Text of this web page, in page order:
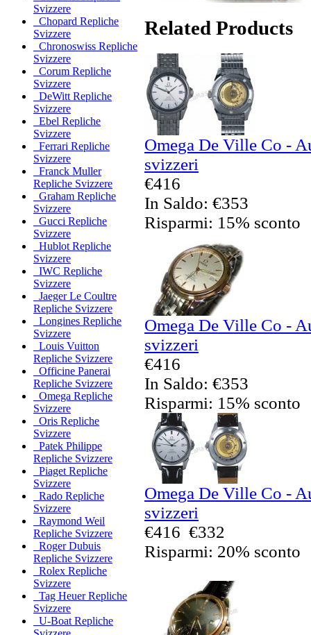
Svizzere
Chopard Repliche
Svizzere
Chronoswiss Repliche
Svizzere
Corum Repliche
Svizzere
DeWitt Repliche
Svizzere
Ebel Repliche
Svizzere
Ferrari Repliche
Svizzere
Franck Muller
Repliche Svizzere
Graham Repliche
Svizzere
Gucci Repliche
Svizzere
Hublot Repliche
Svizzere
IWC Repliche
Svizzere
Jaeger Le Coultre
Repliche Svizzere
Longines Repliche
Svizzere
Louis Vuitton
Repliche Svizzere
Officine Panerai
Repliche Svizzere
Omega Repliche
Svizzere
Oris Repliche
Svizzere
Patek Philippe
Repliche Svizzere
Piaget Repliche
Svizzere
Rado Repliche
Svizzere
Raymond Weil
Repliche Svizzere
Roger Dubuis
Repliche Svizzere
Rolex Repliche
Svizzere
Tag Heuer Repliche
Svizzere
U-Boat Repliche
Related Products
Omega De Ville Co -
svizzeri
€416
In Saldo: €353
Risparmi: 15% sconto
Omega De Ville Co -
svizzeri
€416
In Saldo: €353
Risparmi: 15% sconto
Omega De Ville Co -
svizzeri
€416 €332
Risparmi: 20% sconto